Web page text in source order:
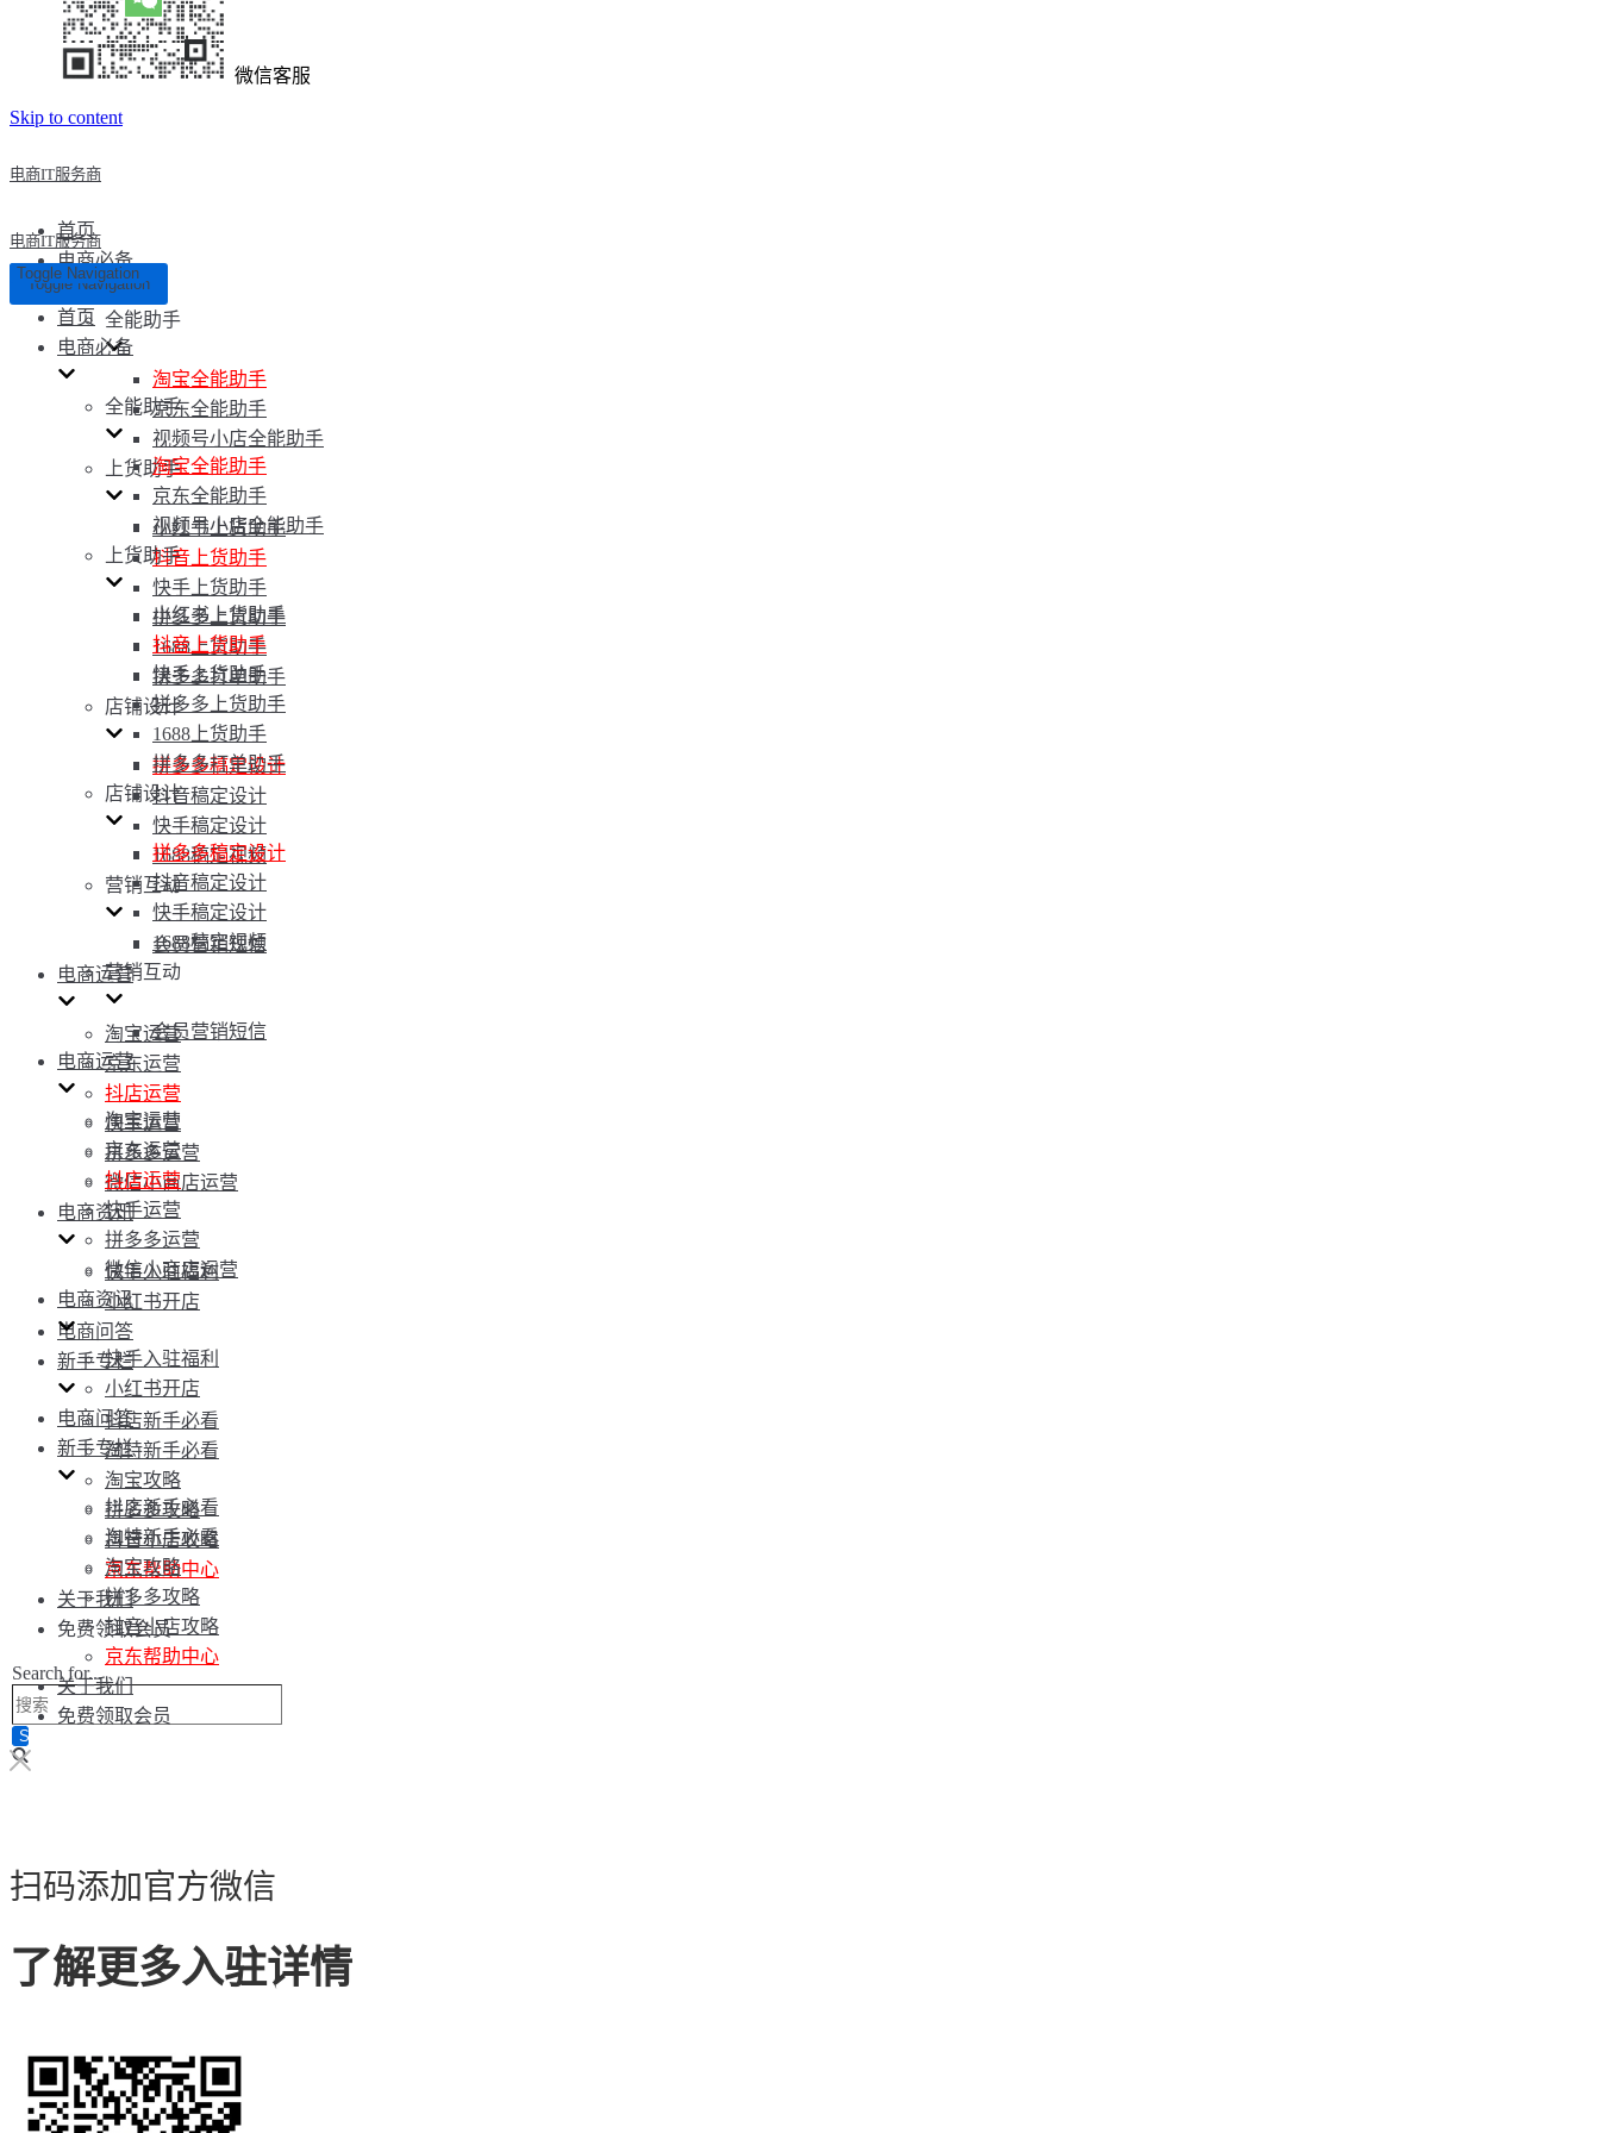
微信客服
Skip to content
电商IT服务商
首页
电商必备
全能助手
淘宝全能助手
京东全能助手
视频号小店全能助手
上货助手
小红书上货助手
抖音上货助手
快手上货助手
拼多多上货助手
1688上货助手
拼多多打单助手
店铺设计
拼多多稿定设计
抖音稿定设计
快手稿定设计
1688稿定视频
营销互动
会员营销短信
电商运营
淘宝运营
京东运营
抖店运营
快手运营
拼多多运营
微信小商店运营
电商资讯
快手入驻福利
小红书开店
电商问答
新手专栏
抖店新手必看
淘特新手必看
淘宝攻略
拼多多攻略
抖音小店攻略
京东帮助中心
关于我们
免费领取会员
Search for...
电商IT服务商
Toggle Navigation
Toggle Navigation
首页
电商必备
全能助手
淘宝全能助手
京东全能助手
视频号小店全能助手
上货助手
小红书上货助手
抖音上货助手
快手上货助手
拼多多上货助手
1688上货助手
拼多多打单助手
店铺设计
拼多多稿定设计
抖音稿定设计
快手稿定设计
1688稿定视频
营销互动
会员营销短信
电商运营
淘宝运营
京东运营
抖店运营
快手运营
拼多多运营
微信小商店运营
电商资讯
快手入驻福利
小红书开店
电商问答
新手专栏
抖店新手必看
淘特新手必看
淘宝攻略
拼多多攻略
抖音小店攻略
京东帮助中心
关于我们
免费领取会员
扫码添加官方微信
了解更多入驻详情